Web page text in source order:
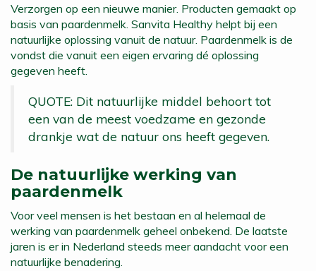
Verzorgen op een nieuwe manier. Producten gemaakt op
basis van paardenmelk. Sanvita Healthy helpt bij een
natuurlijke oplossing vanuit de natuur. Paardenmelk is de
vondst die vanuit een eigen ervaring dé oplossing
gegeven heeft.
QUOTE: Dit natuurlijke middel behoort tot
een van de meest voedzame en gezonde
drankje wat de natuur ons heeft gegeven.
De natuurlijke werking van
paardenmelk
Voor veel mensen is het bestaan en al helemaal de
werking van paardenmelk geheel onbekend. De laatste
jaren is er in Nederland steeds meer aandacht voor een
natuurlijke benadering.